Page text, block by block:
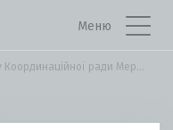
Меню
Обрано нового Голову Координаційної ради Мережі